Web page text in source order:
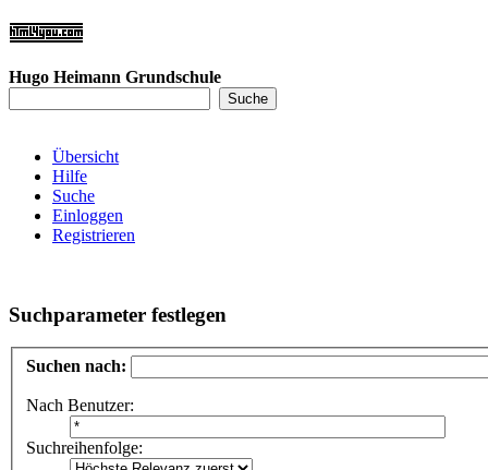
Hugo Heimann Grundschule
Übersicht
Hilfe
Suche
Einloggen
Registrieren
Suchparameter festlegen
Suchen nach:
Nach Benutzer:
Suchreihenfolge: